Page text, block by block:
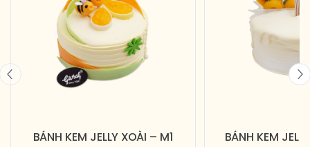
BÁNH KEM JELLY XOÀI – M1 BÁNH KEM